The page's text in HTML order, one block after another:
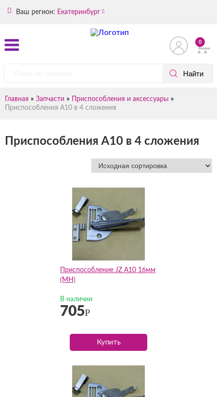
Ваш регион: Екатеринбург
0
Главная » Запчасти » Приспособления и аксессуары »
Приспособления А10 в 4 сложения
Приспособления А10 в 4 сложения
Приспособление JZ А10 16мм
(MH)
В наличии
705Р
Купить